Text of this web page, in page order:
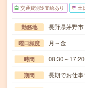
交通費別途支給あり 土
勤務地 長野県茅野市
曜日頻度 月～金
時間 08:30～
期間 長期でお仕事